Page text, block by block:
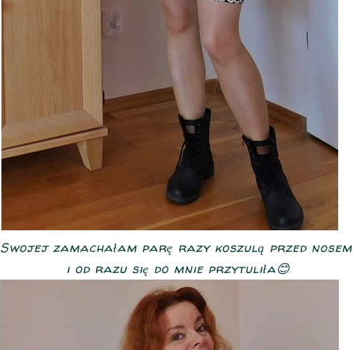
Swojej zamachałam parę razy koszulą przed nosem
i od razu się do mnie przytuliła😊